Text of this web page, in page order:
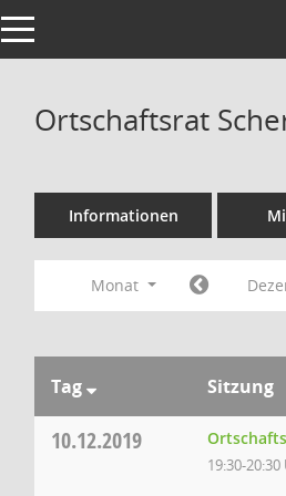
Toggle navigation
Ortschaftsrat
Informationen
Monat
Tag Sitzung
10.12.2019
19:30-20:30